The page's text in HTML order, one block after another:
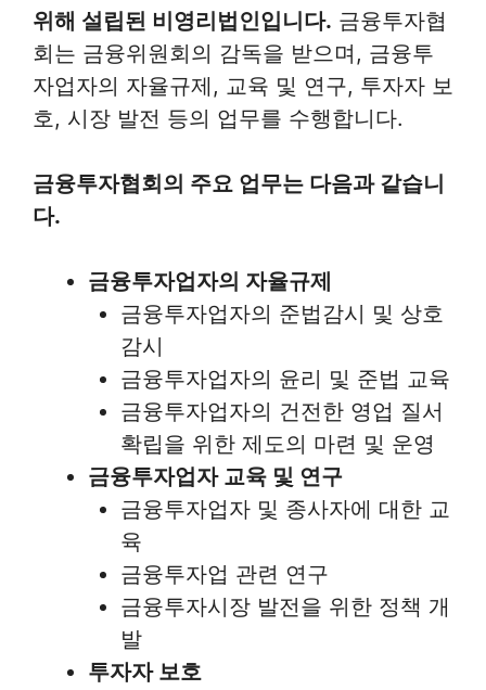
위해 설립된 비영리법인입니다. 금융투자협
회는 금융위원회의 감독을 받으며, 금융투
자업자의 자율규제, 교육 및 연구, 투자자 보
호, 시장 발전 등의 업무를 수행합니다.
금융투자협회의 주요 업무는 다음과 같습니
다.
금융투자업자의 자율규제
금융투자업자의 준법감시 및 상호
감시
금융투자업자의 윤리 및 준법 교육
금융투자업자의 건전한 영업 질서
확립을 위한 제도의 마련 및 운영
금융투자업자 교육 및 연구
금융투자업자 및 종사자에 대한 교
육
금융투자업 관련 연구
금융투자시장 발전을 위한 정책 개
발
투자자 보호